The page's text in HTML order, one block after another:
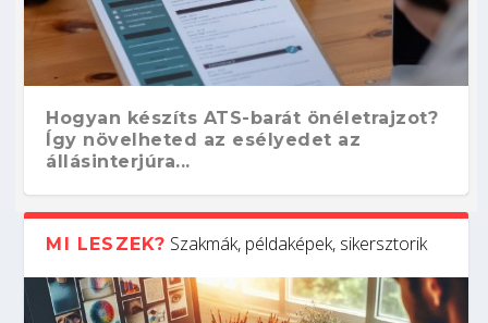
Hogyan készíts ATS-barát önéletrajzot?
Így növelheted az esélyedet az
állásinterjúra...
MI LESZEK? Szakmák, példaképek, sikersztorik